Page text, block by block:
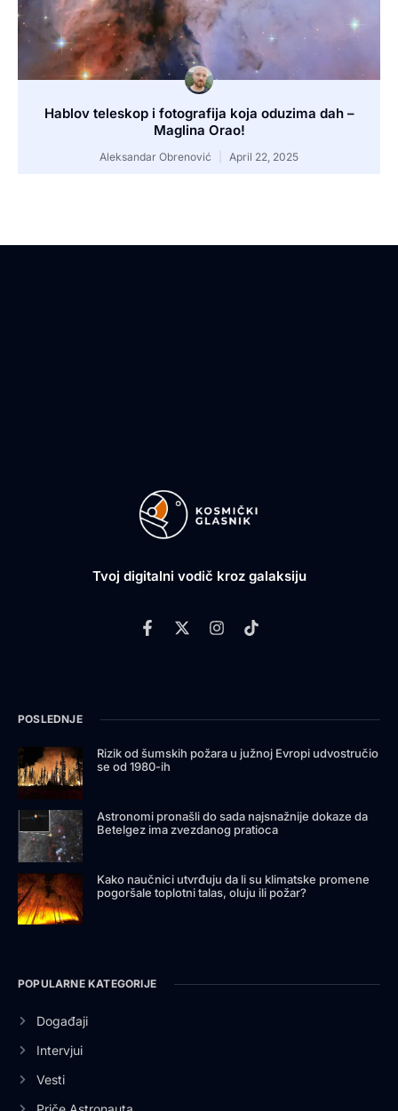
Hablov teleskop i fotografija koja oduzima dah –
Maglina Orao!
Aleksandar Obrenović April 22, 2025
Tvoj digitalni vodič kroz galaksiju
POSLEDNJE
Rizik od šumskih požara u južnoj Evropi udvostručio
se od 1980-ih
Astronomi pronašli do sada najsnažnije dokaze da
Betelgez ima zvezdanog pratioca
Kako naučnici utvrđuju da li su klimatske promene
pogoršale toplotni talas, oluju ili požar?
POPULARNE KATEGORIJE
Događaji
Intervjui
Vesti